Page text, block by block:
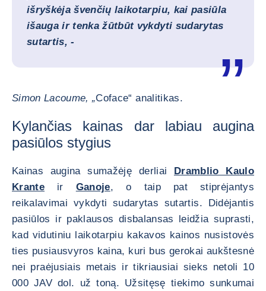
išryškėja švenčių laikotarpiu, kai pasiūla
išauga ir tenka žūtbūt vykdyti sudarytas
sutartis, -
Simon Lacoume, „Coface“ analitikas.
Kylančias kainas dar labiau augina
pasiūlos stygius
Kainas augina sumažėję derliai Dramblio Kaulo
Krante ir Ganoje, o taip pat stiprėjantys
reikalavimai vykdyti sudarytas sutartis. Didėjantis
pasiūlos ir paklausos disbalansas leidžia suprasti,
kad vidutiniu laikotarpiu kakavos kainos nusistovės
ties pusiausvyros kaina, kuri bus gerokai aukštesnė
nei praėjusiais metais ir tikriausiai sieks netoli 10
000 JAV dol. už toną. Užsitęsę tiekimo sunkumai